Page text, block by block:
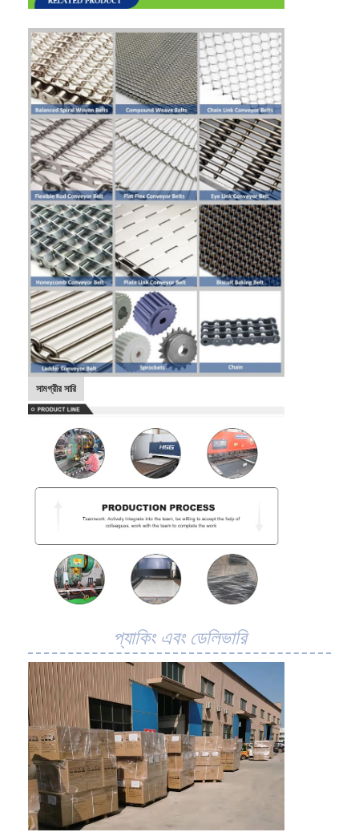
পণ্য
আমাদের সম্পর্কে
কারখানা ভ্রমণ
মান নিয়ন্ত্রণ
আমাদের সাথে যোগাযোগ করুন
খবর
সব ক্ষেত্রেই
স্টেইনলেস স্টীল জাল বেল্ট
সর্পিল তারের জাল
উচ্চ তাপমাত্রা তারের জাল
খাদ্য জাল বেল্ট
মৌচাক পরিবাহক বেল্ট
পরিবাহক চেইন প্লেট
সোলার ফটোভোলটাইক মেশ বেল্ট
চেইন মেশ বেল্ট
ওভেন কনভেয়ার বেল্ট
সামগ্রীর সারি
প্যাকিং এবং ডেলিভারি